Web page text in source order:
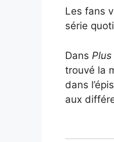
Les fans
série
Dans
trouvé la
dans
aux